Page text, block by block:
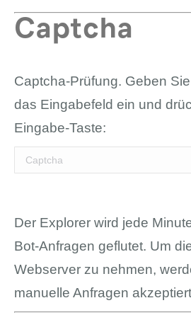
Captcha
Captcha-Prüfung. Geben
das Eingabefeld ein und
Eingabe-Taste:
Der Explorer wird jede
Bot-Anfragen geflutet. Um
Webserver zu nehmen,
manuelle Anfragen